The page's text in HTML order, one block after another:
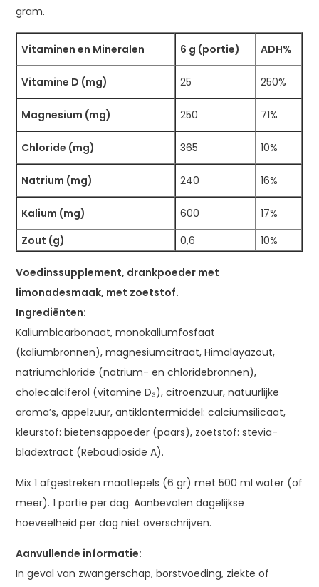
gram.
Vitaminen en Mineralen 6 g (portie) ADH%
Vitamine D (mg) 25 250%
Magnesium (mg) 250 71%
Chloride (mg) 365 10%
Natrium (mg) 240 16%
Kalium (mg) 600
17%
Zout (g)
0,6 10%
Voedinssupplement, drankpoeder met
limonadesmaak, met zoetstof.
Ingrediënten:
Kaliumbicarbonaat, monokaliumfosfaat
(kaliumbronnen), magnesiumcitraat, Himalayazout,
natriumchloride (natrium- en chloridebronnen),
cholecalciferol (vitamine D₃), citroenzuur, natuurlijke
aroma’s, appelzuur, antiklontermiddel: calciumsilicaat,
kleurstof: bieten­sappoeder (paars), zoetstof: stevia-
bladextract (Rebaudioside A).
Mix 1 afgestreken maatlepels (6 gr) met 500 ml water (of
meer). 1 portie per dag. Aanbevolen dagelijkse
hoeveelheid per dag niet overschrijven.
Aanvullende informatie:
In geval van zwangerschap, borstvoeding, ziekte of